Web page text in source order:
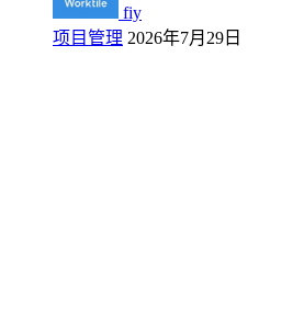
fiy
项目管理 2026年7月29日